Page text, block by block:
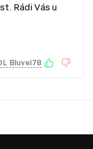
Rádi Vás u
Bluvel78